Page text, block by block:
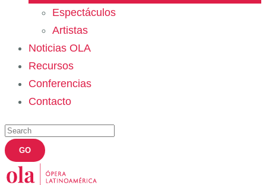
Espectáculos
Artistas
Noticias OLA
Recursos
Conferencias
Contacto